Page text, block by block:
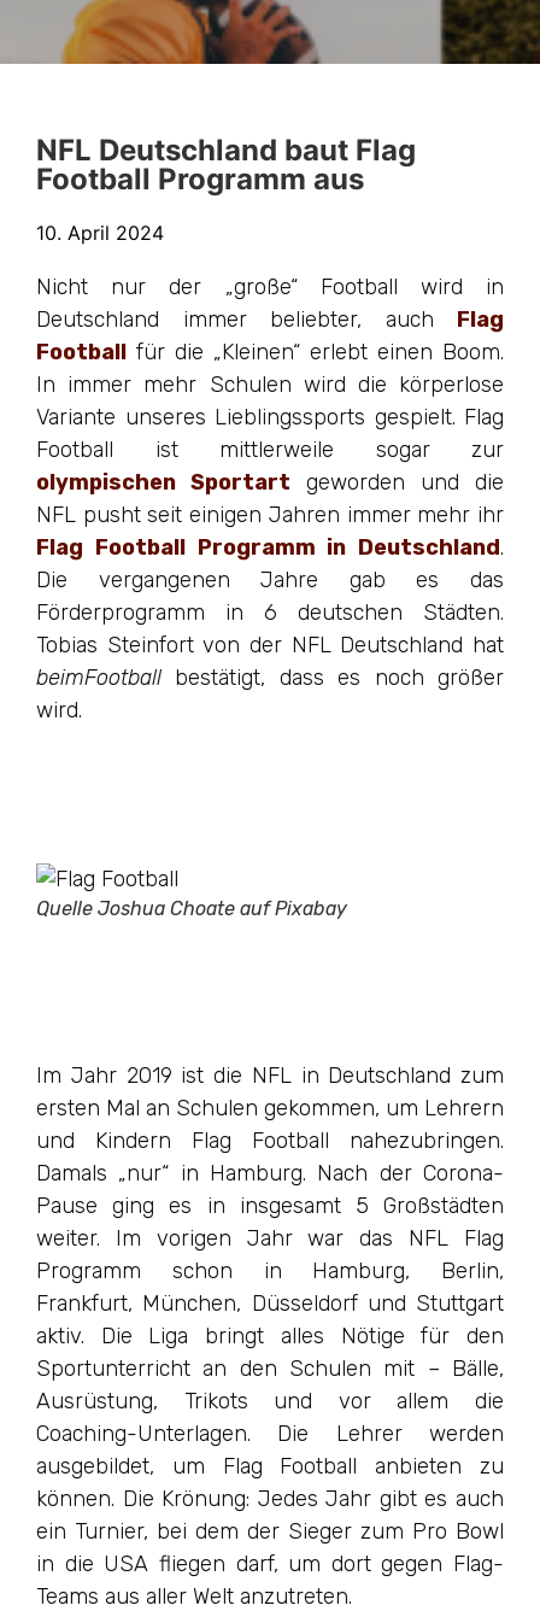
NFL Deutschland baut Flag
Football Programm aus
10. April 2024
Nicht nur der „große“ Football wird in
Deutschland immer beliebter, auch Flag
Football für die „Kleinen“ erlebt einen Boom.
In immer mehr Schulen wird die körperlose
Variante unseres Lieblingssports gespielt. Flag
Football ist mittlerweile sogar zur
olympischen Sportart geworden und die
NFL pusht seit einigen Jahren immer mehr ihr
Flag Football Programm in Deutschland.
Die vergangenen Jahre gab es das
Förderprogramm in 6 deutschen Städten.
Tobias Steinfort von der NFL Deutschland hat
beimFootball bestätigt, dass es noch größer
wird.
Quelle Joshua Choate auf Pixabay
Im Jahr 2019 ist die NFL in Deutschland zum
ersten Mal an Schulen gekommen, um Lehrern
und Kindern Flag Football nahezubringen.
Damals „nur“ in Hamburg. Nach der Corona-
Pause ging es in insgesamt 5 Großstädten
weiter. Im vorigen Jahr war das NFL Flag
Programm schon in Hamburg, Berlin,
Frankfurt, München, Düsseldorf und Stuttgart
aktiv. Die Liga bringt alles Nötige für den
Sportunterricht an den Schulen mit – Bälle,
Ausrüstung, Trikots und vor allem die
Coaching-Unterlagen. Die Lehrer werden
ausgebildet, um Flag Football anbieten zu
können. Die Krönung: Jedes Jahr gibt es auch
ein Turnier, bei dem der Sieger zum Pro Bowl
in die USA fliegen darf, um dort gegen Flag-
Teams aus aller Welt anzutreten.